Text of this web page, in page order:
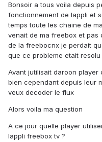
Bonsoir a tous voila depuis
fonctionnement de lappli et
temps toute les chaine de
venait de ma freebox et pas
de la freebocnx je perdait
que ce probleme etait
Avant jutilisait daroon
bien cependant depuis leur
veux decoder le flux
Alors voila ma question
A ce jour quelle player
lappli freebox tv ?